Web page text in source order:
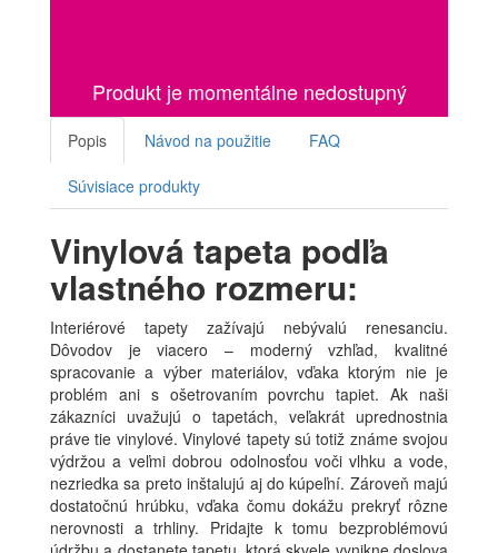
Produkt je momentálne nedostupný
Popis Návod na použitie FAQ
Súvisiace produkty
Vinylová tapeta podľa
vlastného rozmeru:
Interiérové tapety zažívajú nebývalú renesanciu.
Dôvodov je viacero – moderný vzhľad, kvalitné
spracovanie a výber materiálov, vďaka ktorým nie je
problém ani s ošetrovaním povrchu tapiet. Ak naši
zákazníci uvažujú o tapetách, veľakrát uprednostnia
práve tie vinylové. Vinylové tapety sú totiž známe svojou
výdržou a veľmi dobrou odolnosťou voči vlhku a vode,
nezriedka sa preto inštalujú aj do kúpeľní. Zároveň majú
dostatočnú hrúbku, vďaka čomu dokážu prekryť rôzne
nerovnosti a trhliny. Pridajte k tomu bezproblémovú